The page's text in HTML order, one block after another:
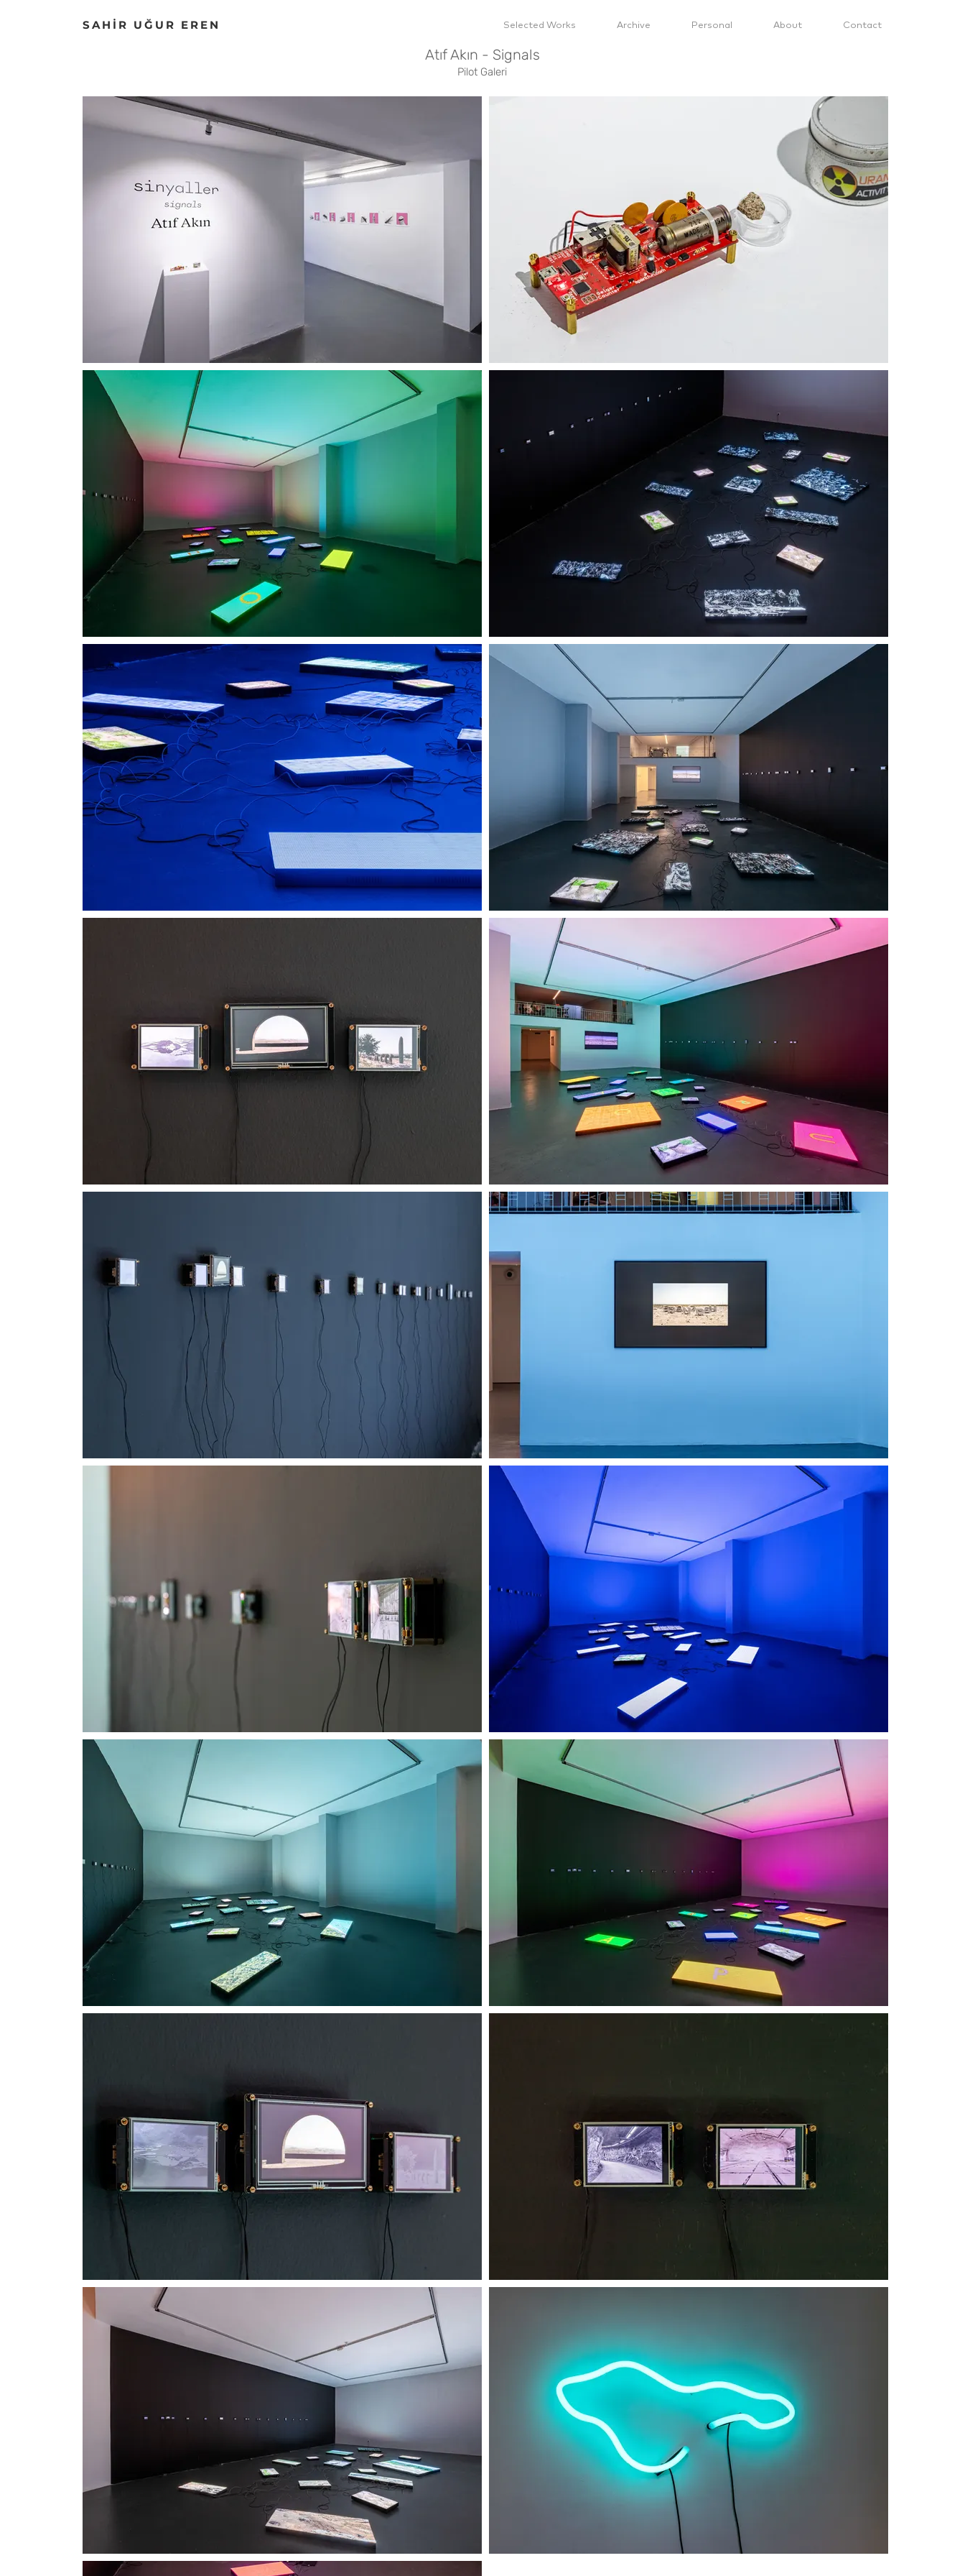
SAHİR UĞUR EREN Selected Works Archive Personal About Contact
Pilot Galeri
Atıf Akın - Signals